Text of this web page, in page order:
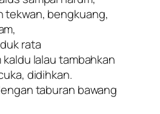
tekwan, bengkuang,
rata
kaldu lalau tambahkan
didihkan.
taburan bawang